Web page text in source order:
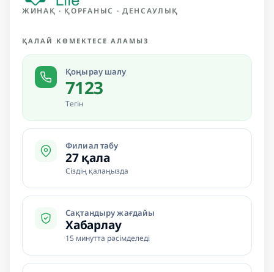
ЖИНАҚ · ҚОРҒАНЫС · ДЕНСАУЛЫҚ
ҚАЛАЙ КӨМЕКТЕСЕ АЛАМЫЗ
Қоңырау шалу
7123
Тегін
Филиал табу
27 қала
Сіздің қалаңызда
Сақтандыру жағдайы
Хабарлау
15 минутта рәсімделеді